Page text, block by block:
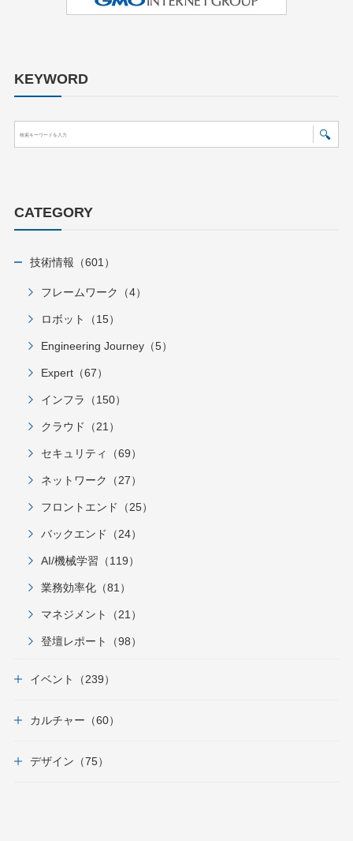
KEYWORD
CATEGORY
技術情報（601）
フレームワーク（4）
ロボット（15）
Engineering Journey（5）
Expert（67）
インフラ（150）
クラウド（21）
セキュリティ（69）
ネットワーク（27）
フロントエンド（25）
バックエンド（24）
AI/機械学習（119）
業務効率化（81）
マネジメント（21）
登壇レポート（98）
イベント（239）
カルチャー（60）
デザイン（75）